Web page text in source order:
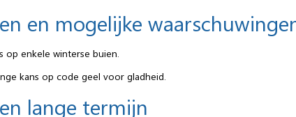
en mogelijke
op enkele winterse buien.
kans op code geel voor gladheid.
lange termijn